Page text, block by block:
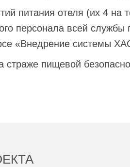
питания отеля (их 4 на
персонала всей
«Внедрение системы
пищевой